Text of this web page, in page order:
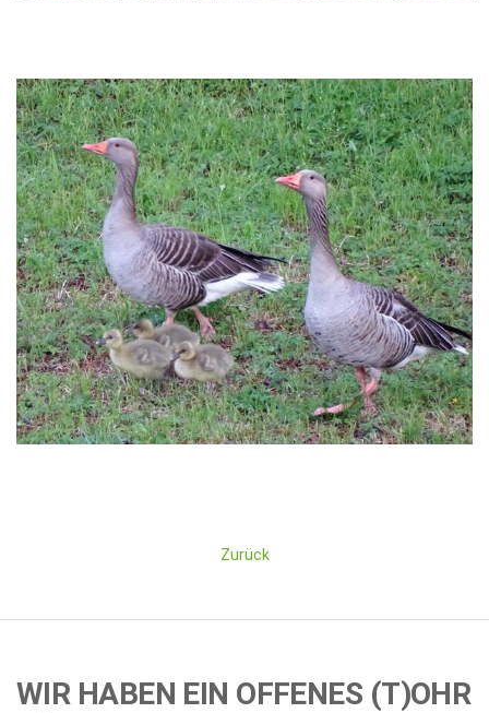
Zurück
WIR HABEN EIN OFFENES (T)OHR